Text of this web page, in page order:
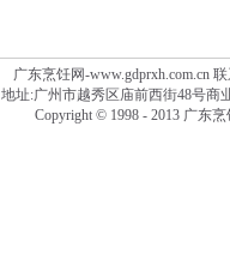
广东烹饪网-www.gdprxh.com.cn
地址:广州市越秀区庙前西街48号商
Copyright © 1998 - 2013 广东